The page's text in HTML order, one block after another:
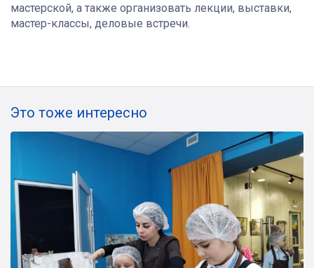
мастерской, а также организовать лекции, выставки,
мастер-классы, деловые встречи.
Это тоже интересно